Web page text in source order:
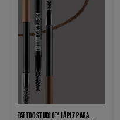
TATTOOSTUDIO™ LÁPIZ PARA